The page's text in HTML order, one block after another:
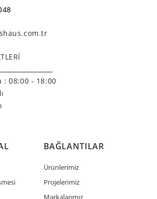
: 08:00 - 18:00
BAĞLANTILAR
Ürünlerimiz
Projelerimiz
Markalarımız